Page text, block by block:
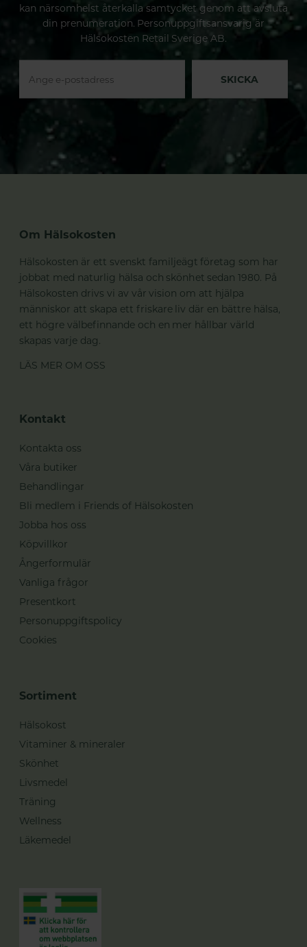
kan närsomhelst återkalla samtycket genom att avsluta
din prenumeration. Personuppgiftsansvarig är
Hälsokosten Retail Sverige AB.
SKICKA
Om Hälsokosten
Hälsokosten är ett svenskt familjeägt företag som har
jobbat med naturlig hälsa och skönhet sedan 1980. På
Hälsokosten drivs vi av vår vision om att hjälpa
människor att skapa ett friskare liv där en bättre hälsa,
ett högre välbefinnande och en mer hållbar värld
skapas varje dag.
LÄS MER OM OSS
Kontakt
Kontakta oss
Våra butiker
Behandlingar
Bli medlem i Friends of Hälsokosten
Jobba hos oss
Köpvillkor
Ångerformulär
Vanliga frågor
Presentkort
Personuppgiftspolicy
Cookies
Sortiment
Hälsokost
Vitaminer & mineraler
Skönhet
Livsmedel
Träning
Wellness
Läkemedel